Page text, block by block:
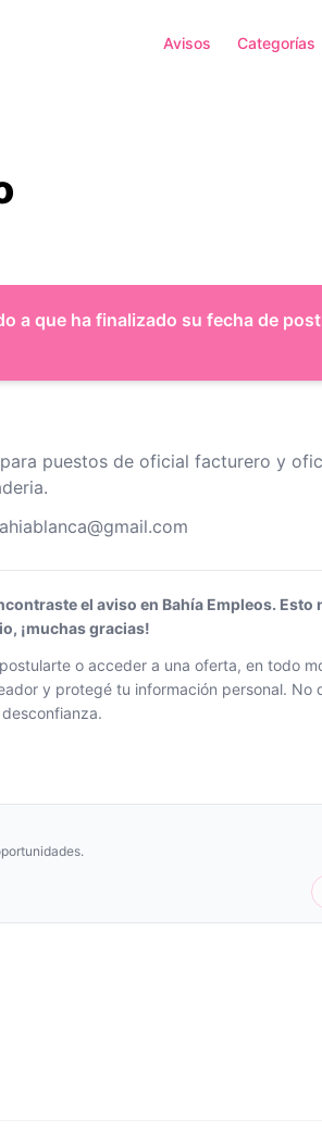
Avisos Categorías
a que ha finalizado su fecha de
puestos de oficial facturero y
el aviso en Bahía Empleos. Esto
¡muchas gracias!
o acceder a una oferta, en todo
y protegé tu información personal. No